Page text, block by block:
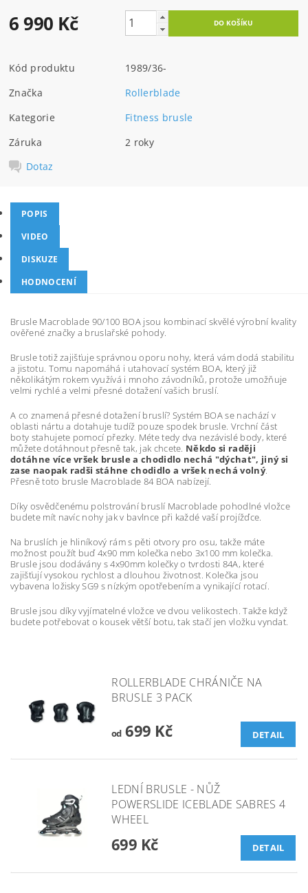
6 990 Kč
Kód produktu
1989/36-
Značka
Rollerblade
Kategorie
Fitness brusle
Záruka
2 roky
Dotaz
POPIS
VIDEO
DISKUZE
HODNOCENÍ
Brusle Macroblade 90/100 BOA jsou kombinací skvělé výrobní kvality
ověřené značky a bruslařské pohody.
Brusle totiž zajišťuje správnou oporu nohy, která vám dodá stabilitu
a jistotu. Tomu napomáhá i utahovací systém BOA, který již
několikátým rokem využívá i mnoho závodníků, protože umožňuje
velmi rychlé a velmi přesné dotažení vašich bruslí.
A co znamená přesné dotažení bruslí? Systém BOA se nachází v
oblasti nártu a dotahuje tudíž pouze spodek brusle. Vrchní část
boty stahujete pomocí přezky. Méte tedy dva nezávislé body, které
můžete dotáhnout přesně tak, jak chcete. Někdo si raději
dotáhne více vršek brusle a chodidlo nechá "dýchat", jiný si
zase naopak radši stáhne chodidlo a vršek nechá volný.
Přesně toto brusle Macroblade 84 BOA nabízejí.
Díky osvědčenému polstrování bruslí Macroblade pohodlné vložce
budete mít navíc nohy jak v bavlnce při každé vaší projížďce.
Na bruslích je hliníkový rám s pěti otvory pro osu, takže máte
možnost použít buď 4x90 mm kolečka nebo 3x100 mm kolečka.
Brusle jsou dodávány s 4x90mm kolečky o tvrdosti 84A, které
zajišťují vysokou rychlost a dlouhou životnost. Kolečka jsou
vybavena ložisky SG9 s nízkým opotřebením a vynikající rotací.
Brusle jsou díky vyjímatelné vložce ve dvou velikostech. Takže když
budete potřebovat o kousek větší botu, tak stačí jen vložku vyndat.
ROLLERBLADE CHRÁNIČE NA
BRUSLE 3 PACK
od699 Kč DETAIL
LEDNÍ BRUSLE - NŮŽ
POWERSLIDE ICEBLADE SABRES 4
WHEEL
699 Kč DETAIL